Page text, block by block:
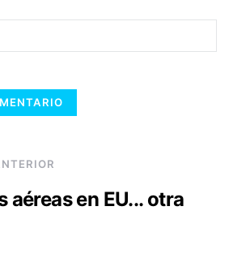
aéreas en EU... otra